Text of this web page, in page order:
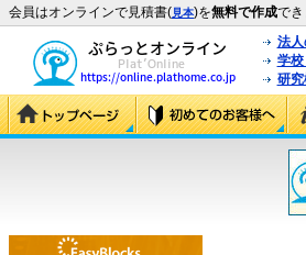
会員はオンラインで見積書(見本)を無料で作成で
法
学
研